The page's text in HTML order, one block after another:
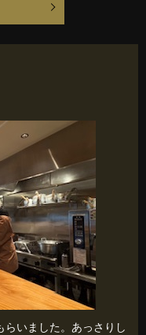
いました。あっさりし